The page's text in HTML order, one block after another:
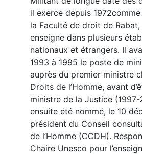
il exerce depuis
la Faculté de droit de
enseigne dans plusieurs
nationaux et étrangers. Il
1993 à 1995 le poste de
auprès du premier ministre
Droits de l’Homme, avant
ministre de la Justice
ensuite été nommé, le 10
président du Conseil
de l’Homme (CCDH).
Chaire Unesco pour